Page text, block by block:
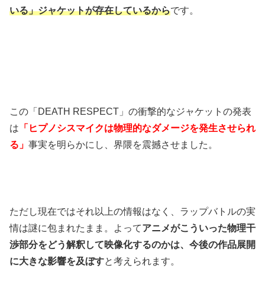
いる」ジャケットが存在しているからです。
この「DEATH RESPECT」の衝撃的なジャケットの発表
は 「ヒプノシスマイクは物理的なダメージを発生させられ
る」 事実を明らかにし、界隈を震撼させました。
ただし現在ではそれ以上の情報はなく、ラップバトルの実
情は謎に包まれたまま。よってアニメがこういった物理干
渉部分をどう解釈して映像化するのかは、今後の作品展開
に大きな影響を及ぼすと考えられます。